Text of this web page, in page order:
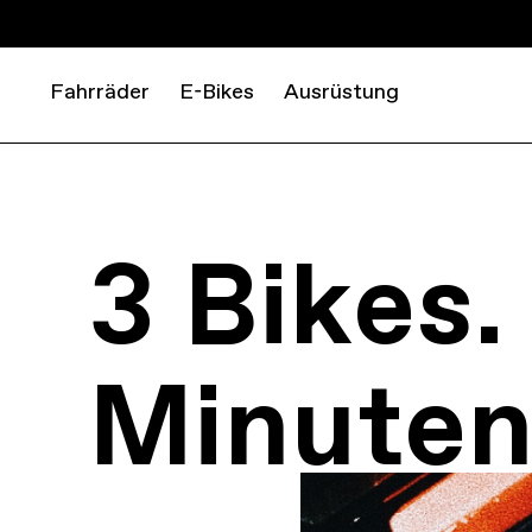
Fahrräder E-Bikes Ausrüstung
3